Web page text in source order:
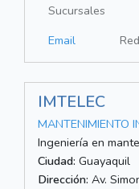
Sucursales
Email
IMTELEC
MANTENIMIENTO
Ingeniería en
Ciudad: Guayaquil
Dirección: Av.